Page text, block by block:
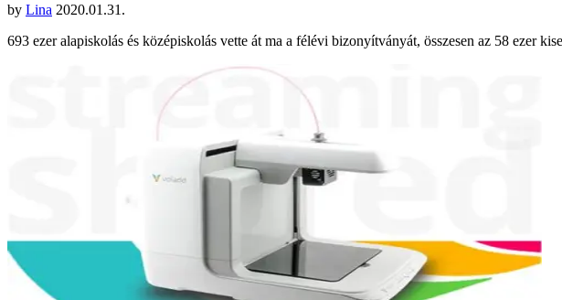
by Lina 2020.01.31.
693 ezer alapiskolás és középiskolás vette át ma a félévi bizonyítványát, összesen az 58 ezer